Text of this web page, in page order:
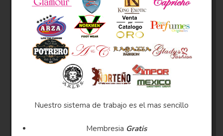
Nuestro sistema de trabajo es el mas sencillo
Membresia Gratis